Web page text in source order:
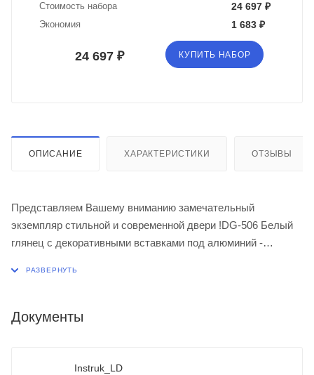
Стоимость набора 24 697 ₽
Экономия 1 683 ₽
24 697 ₽ КУПИТЬ НАБОР
ОПИСАНИЕ ХАРАКТЕРИСТИКИ ОТЗЫВЫ
Представляем Вашему вниманию замечательный
экземпляр стильной и современной двери !DG-506 Белый
глянец с декоративными вставками под алюминий -
- в нестандартных размерах (+30% к цене);
- в скрытом варианте
Документы
Instruk_LD